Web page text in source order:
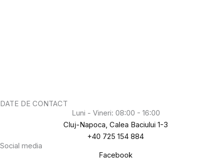
DATE DE CONTACT
Luni - Vineri: 08:00 - 16:00
Cluj-Napoca, Calea Baciului 1-3
+40 725 154 884
Social media
Facebook